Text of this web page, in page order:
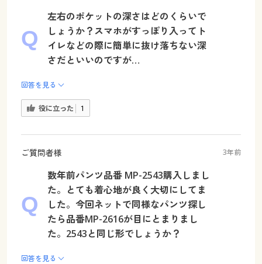
左右のポケットの深さはどのくらいで
しょうか？スマホがすっぽり入ってト
イレなどの際に簡単に抜け落ちない深
さだといいのですが…
回答を見る
役に立った 1
ご質問者様 3年前
数年前パンツ品番 MP-2543購入しまし
た。とても着心地が良く大切にしてま
した。今回ネットで同様なパンツ探し
たら品番MP-2616が目にとまりまし
た。2543と同じ形でしょうか？
回答を見る